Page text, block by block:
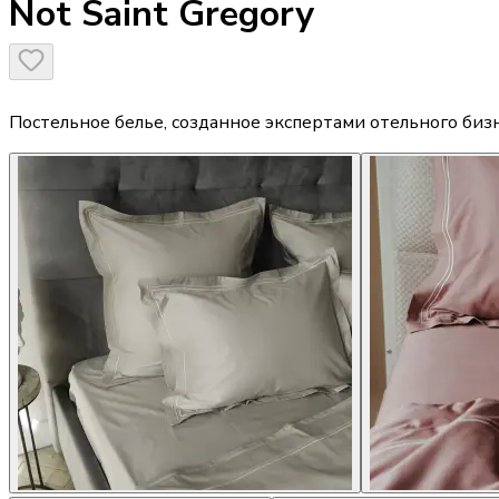
Not Saint Gregory
Постельное белье, созданное экспертами отельного